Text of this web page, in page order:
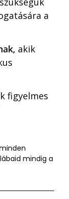
a
akik
figyelmes
mindig a